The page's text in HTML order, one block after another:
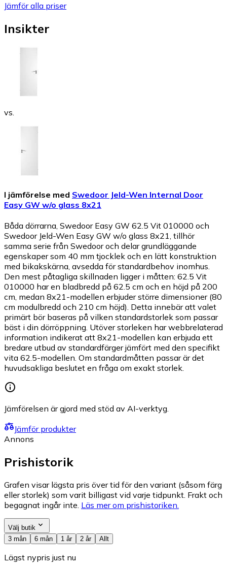
Jämför alla priser
Insikter
vs.
I jämförelse med Swedoor Jeld-Wen Internal Door
Easy GW w/o glass 8x21
Båda dörrarna, Swedoor Easy GW 62.5 Vit 010000 och
Swedoor Jeld-Wen Easy GW w/o glass 8x21, tillhör
samma serie från Swedoor och delar grundläggande
egenskaper som 40 mm tjocklek och en lätt konstruktion
med bikakskärna, avsedda för standardbehov inomhus.
Den mest påtagliga skillnaden ligger i måtten: 62.5 Vit
010000 har en bladbredd på 62.5 cm och en höjd på 200
cm, medan 8x21-modellen erbjuder större dimensioner (80
cm modulbredd och 210 cm höjd). Detta innebär att valet
primärt bör baseras på vilken standardstorlek som passar
bäst i din dörröppning. Utöver storleken har webbrelaterad
information indikerat att 8x21-modellen kan erbjuda ett
bredare utbud av standardfärger jämfört med den specifikt
vita 62.5-modellen. Om standardmåtten passar är det
huvudsakliga beslutet en fråga om exakt storlek.
Jämförelsen är gjord med stöd av AI-verktyg.
Jämför produkter
Annons
Prishistorik
Grafen visar lägsta pris över tid för den variant (såsom färg
eller storlek) som varit billigast vid varje tidpunkt. Frakt och
begagnat ingår inte. Läs mer om prishistoriken.
Välj butik
3 mån
6 mån 1 år 2 år Allt
Lägst nypris just nu